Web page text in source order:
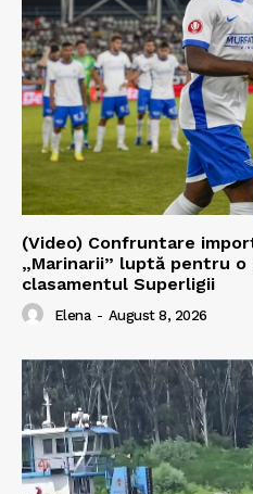
(Video) Confruntare
„Marinarii” luptă pentru
clasamentul Superligii
Elena - August 8, 2026